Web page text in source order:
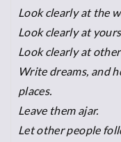
Look clearly at the
Look clearly at
Look clearly at
Write dreams, and
places.
Leave them ajar.
Let other people